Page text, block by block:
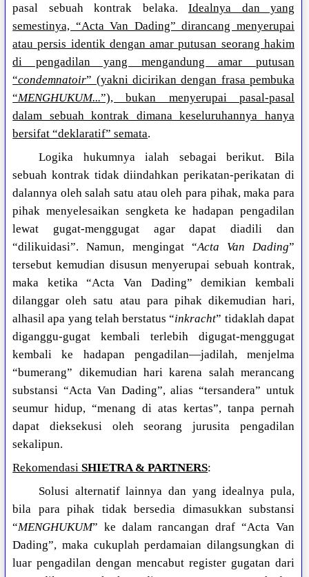
pasal sebuah kontrak belaka.Idealnya dan yang
semestinya, “Acta Van Dading” dirancang menyerupai
atau persis identik dengan amar putusan seorang hakim
di pengadilan yang mengandung amar putusan
“condemnatoir” (yakni dicirikan dengan frasa pembuka
“MENGHUKUM...”), bukan menyerupai pasal-pasal
dalam sebuah kontrak dimana keseluruhannya hanya
bersifat “deklaratif” semata.
Logika hukumnya ialah sebagai berikut. Bila
sebuah kontrak tidak diindahkan perikatan-perikatan di
dalannya oleh salah satu atau oleh para pihak, maka para
pihak menyelesaikan sengketa ke hadapan pengadilan
lewat gugat-menggugat agar dapat diadili dan
“dilikuidasi”. Namun, mengingat “Acta Van Dading”
tersebut kemudian disusun menyerupai sebuah kontrak,
maka ketika “Acta Van Dading” demikian kembali
dilanggar oleh satu atau para pihak dikemudian hari,
alhasil apa yang telah berstatus “inkracht” tidaklah dapat
diganggu-gugat kembali terlebih digugat-menggugat
kembali ke hadapan pengadilan—jadilah, menjelma
“bumerang” dikemudian hari karena salah merancang
substansi “Acta Van Dading”, alias “tersandera” untuk
seumur hidup, “menang di atas kertas”, tanpa pernah
dapat dieksekusi oleh seorang jurusita pengadilan
sekalipun.
RekomendasiSHIETRA & PARTNERS:
Solusi alternatif lainnya dan yang idealnya pula,
bila para pihak tidak bersedia dimasukkan substansi
“MENGHUKUM” ke dalam rancangan draf “Acta Van
Dading”, maka cukuplah perdamaian dilangsungkan di
luar pengadilan dengan mencabut register gugatan dari